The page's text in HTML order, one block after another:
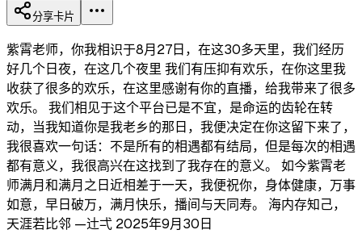
分享卡片
紫霄老师，你我相识于8月27日，在这30多天里，我们经历
好几个日夜，在这几个夜里 我们有压抑有欢乐，在你这里我
收获了很多的欢乐，在这里感谢有你的直播，给我带来了很多
欢乐。 我们相见于这个平台已是不宜，是命运的齿轮在转
动，当我知道你是我老乡的那日，我便决定在你这留下来了，
我很喜欢一句话：不是所有的相遇都有结局，但是每次的相遇
都有意义，我很高兴在这找到了我存在的意义。 如今紫霄老
师满月和满月之日近相差于一天，我便祝你，身体健康，万事
如意，早日破万，满月快乐，播间与天同寿。 海内存知己，
天涯若比邻 —辻弌 2025年9月30日